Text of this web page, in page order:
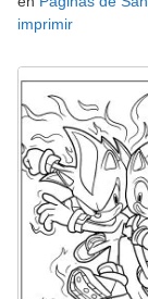
imprimir